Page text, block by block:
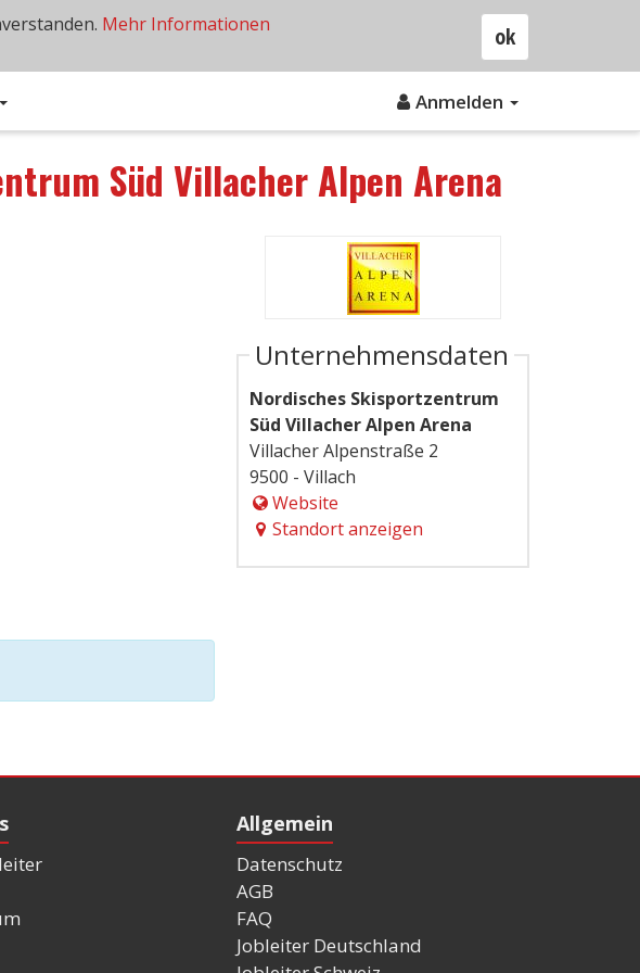
Anmelden
Süd Villacher Alpen Arena
Unternehmensdaten
Nordisches Skisportzentrum
Süd Villacher Alpen Arena
Villacher Alpenstraße 2
9500 - Villach
Website
Standort anzeigen
Allgemein
Datenschutz
AGB
FAQ
Jobleiter Deutschland
ok
Mehr Informationen